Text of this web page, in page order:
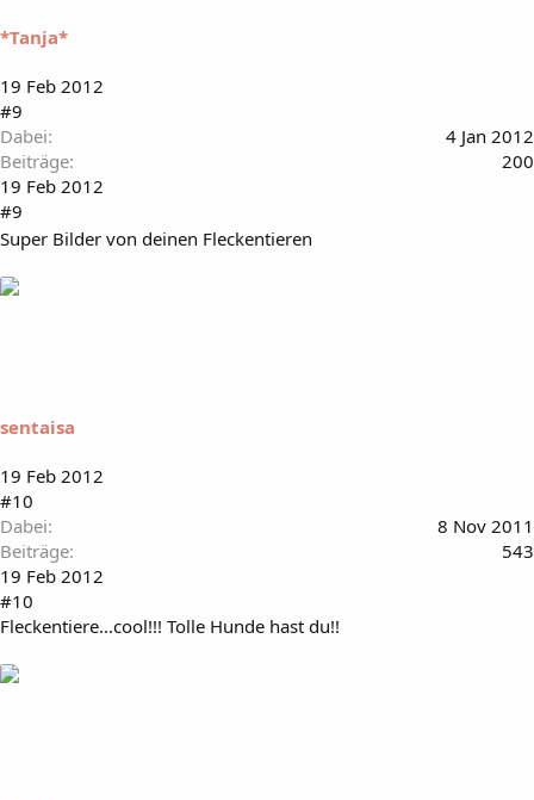
*Tanja*
19 Feb 2012
#9
Dabei
4 Jan 2012
Beiträge
200
19 Feb 2012
#9
Super Bilder von deinen Fleckentieren
sentaisa
19 Feb 2012
#10
Dabei
8 Nov 2011
Beiträge
543
19 Feb 2012
#10
Fleckentiere...cool!!! Tolle Hunde hast du!!